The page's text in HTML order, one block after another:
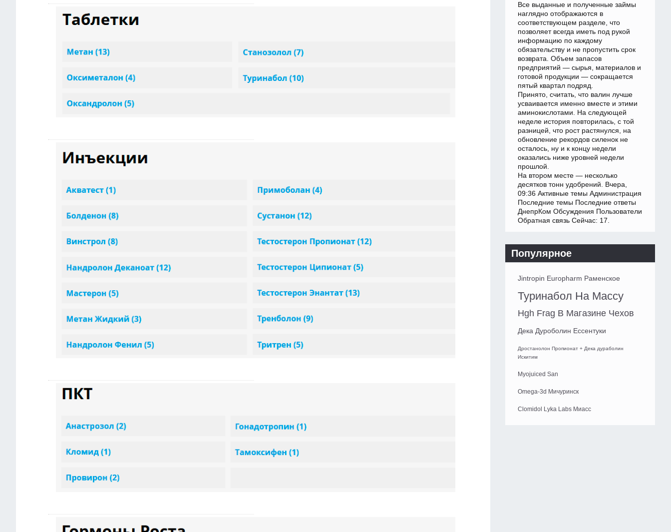
Все выданные и полученные займы
наглядно отображаются в
соответствующем разделе, что
позволяет всегда иметь под рукой
информацию по каждому
обязательству и не пропустить срок
возврата. Объем запасов
предприятий — сырья, материалов и
готовой продукции — сокращается
пятый квартал подряд.
Принято, считать, что валин лучше
усваивается именно вместе и этими
аминокислотами. На следующей
неделе история повторилась, с той
разницей, что рост растянулся, на
обновление рекордов силенок не
осталось, ну и к концу недели
оказались ниже уровней недели
прошлой.
На втором месте — несколько
десятков тонн удобрений. Вчера,
09:36 Активные темы Администрация
Последние темы Последние ответы
ДнепрКом Обсуждения Пользователи
Обратная связь Сейчас: 17.
Популярное
Jintropin Europharm Раменское
Туринабол На Массу
Hgh Frag В Магазине Чехов
Дека Дуроболин Ессентуки
Дростанолон Пропионат + Дека дураболин
Искитим
Myojuiced San
Omega-3d Мичуринск
Clomidol Lyka Labs Миасс